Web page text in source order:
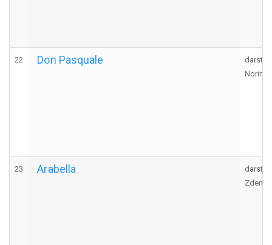
22 Don Pasquale
Norina
23 Arabella